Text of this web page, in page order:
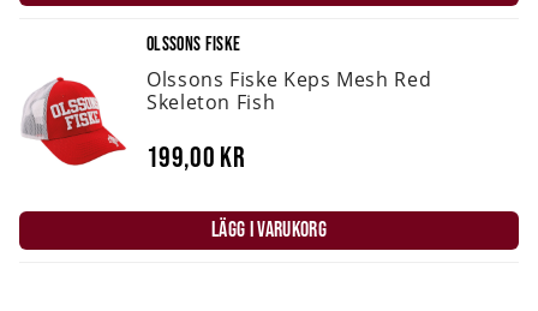
OLSSONS FISKE
Olssons Fiske Keps Mesh Red
Skeleton Fish
199,00 kr
LÄGG I VARUKORG